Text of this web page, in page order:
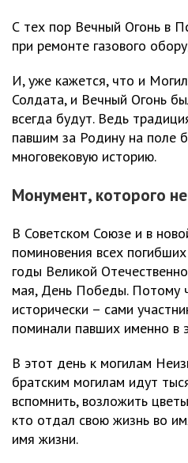
С тех пор Вечный Огонь в
при ремонте газового
И, уже кажется, что и
Солдата, и Вечный Огонь
всегда будут. Ведь
павшим за Родину на поле
многовековую историю.
Монумент, которого
В Советском Союзе и в
поминовения всех
годы Великой
мая, День Победы. Потому
исторически – сами
поминали павших именно в
В этот день к могилам
братским могилам идут
вспомнить, возложить
кто отдал свою жизнь во
имя жизни.